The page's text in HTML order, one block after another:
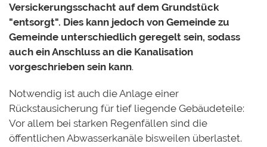
Versickerungsschacht auf dem Grundstück
"entsorgt". Dies kann jedoch von Gemeinde zu
Gemeinde unterschiedlich geregelt sein, sodass
auch ein Anschluss an die Kanalisation
vorgeschrieben sein kann.
Notwendig ist auch die Anlage einer
Rückstausicherung für tief liegende Gebäudeteile:
Vor allem bei starken Regenfällen sind die
öffentlichen Abwasserkanäle bisweilen überlastet.